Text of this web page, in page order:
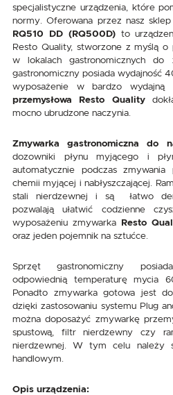
specjalistyczne urządzenia, które
normy. Oferowana przez nasz sklep
RQ510 DD (RQ500D)to
Resto Quality, stworzone z myślą o
w lokalach gastronomicznych
gastronomiczny posiada wydajność
wyposażenie w bardzo wydajną
przemysłowa Resto Quality
mocno ubrudzone naczynia.
Zmywarka gastronomiczna do
dozowniki płynu myjącego i
automatycznie podczas zmywania
chemii myjącej i nabłyszczającej.
stali nierdzewnej i są łatwo
pozwalają ułatwić codzienne
wyposażeniu zmywarkaResto
oraz jeden pojemnik na sztućce.
Sprzęt gastronomiczny
odpowiednią temperaturę mycia
Ponadto zmywarka gotowa jest
dzięki zastosowaniu systemu Plug
można doposażyć zmywarkę
spustową, filtr nierdzewny czy
nierdzewnej. W tym celu należy
handlowym.
Opis urządzenia: